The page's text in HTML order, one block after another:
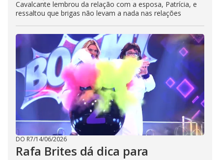
Cavalcante lembrou da relação com a esposa, Patrícia, e
ressaltou que brigas não levam a nada nas relações
DO R7/14/06/2026
Rafa Brites dá dica para